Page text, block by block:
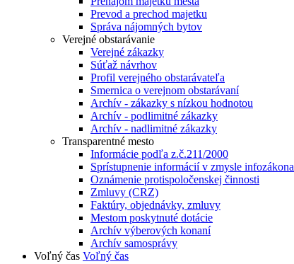
Prevod a prechod majetku
Správa nájomných bytov
Verejné obstarávanie
Verejné zákazky
Súťaž návrhov
Profil verejného obstarávateľa
Smernica o verejnom obstarávaní
Archív - zákazky s nízkou hodnotou
Archív - podlimitné zákazky
Archív - nadlimitné zákazky
Transparentné mesto
Informácie podľa z.č.211/2000
Sprístupnenie informácií v zmysle infozákona
Oznámenie protispoločenskej činnosti
Zmluvy (CRZ)
Faktúry, objednávky, zmluvy
Mestom poskytnuté dotácie
Archív výberových konaní
Archív samosprávy
Voľný čas Voľný čas